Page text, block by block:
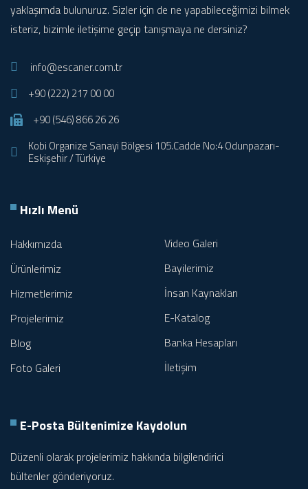
yaklaşımda bulunuruz. Sizler için de ne yapabileceğimizi bilmek
isteriz, bizimle iletişime geçip tanışmaya ne dersiniz?
info@escaner.com.tr
+90 (222) 217 00 00
+90 (546) 866 26 26
Kobi Organize Sanayi Bölgesi 105.Cadde No:4 Odunpazarı-
Eskişehir / Türkiye
Hızlı Menü
Hakkımızda
Ürünlerimiz
Hizmetlerimiz
Projelerimiz
Blog
Foto Galeri
Video Galeri
Bayilerimiz
İnsan Kaynakları
E-Katalog
Banka Hesapları
İletişim
E-Posta Bültenimize Kaydolun
Düzenli olarak projelerimiz hakkında bilgilendirici
bültenler gönderiyoruz.